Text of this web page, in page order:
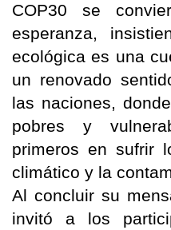
COP30 se
esperanza,
ecológica es una
un renovado
las naciones,
pobres y
primeros en sufrir
climático y la
Al concluir su
invitó a los